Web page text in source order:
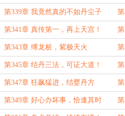
罗尘！ 月
第339章 我竟然真的不如丹尘子
吗？
第341章 真传第一，再上天宫！
第343章 缚龙桩，紫极天火
第345章 结丹三法，可证大道！
第347章 狂飙猛进，结婴丹方
票
第349章 好心办坏事，恰逢其时